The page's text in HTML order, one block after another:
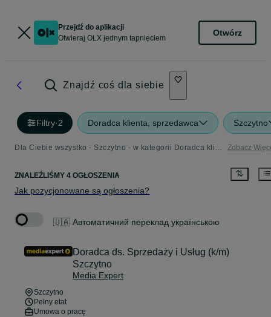
Przejdź do aplikacji
Otwieraj OLX jednym tapnięciem
Otwórz
Znajdź coś dla siebie
Filtry·2 Doradca klienta, sprzedawca Szczytno
Dla Ciebie wszystko - Szczytno - w kategorii Doradca klienta, sprzedawca Zobacz
ZNALEŹLIŚMY 4 OGŁOSZENIA
Jak pozycjonowane są ogłoszenia?
🇺🇦 Автоматичний переклад українською
Doradca ds. Sprzedaży i Usług (k/m)
Szczytno
Media Expert
Szczytno
Pełny etat
Umowa o pracę